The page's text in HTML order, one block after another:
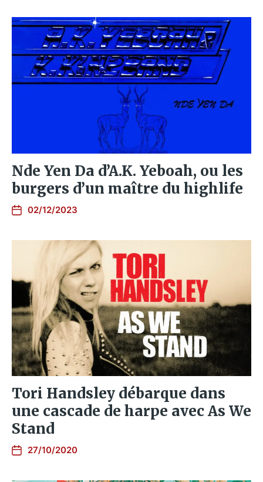
Nde Yen Da d’A.K. Yeboah, ou les
burgers d’un maître du highlife
02/12/2023
Tori Handsley débarque dans
une cascade de harpe avec As We
Stand
27/10/2020